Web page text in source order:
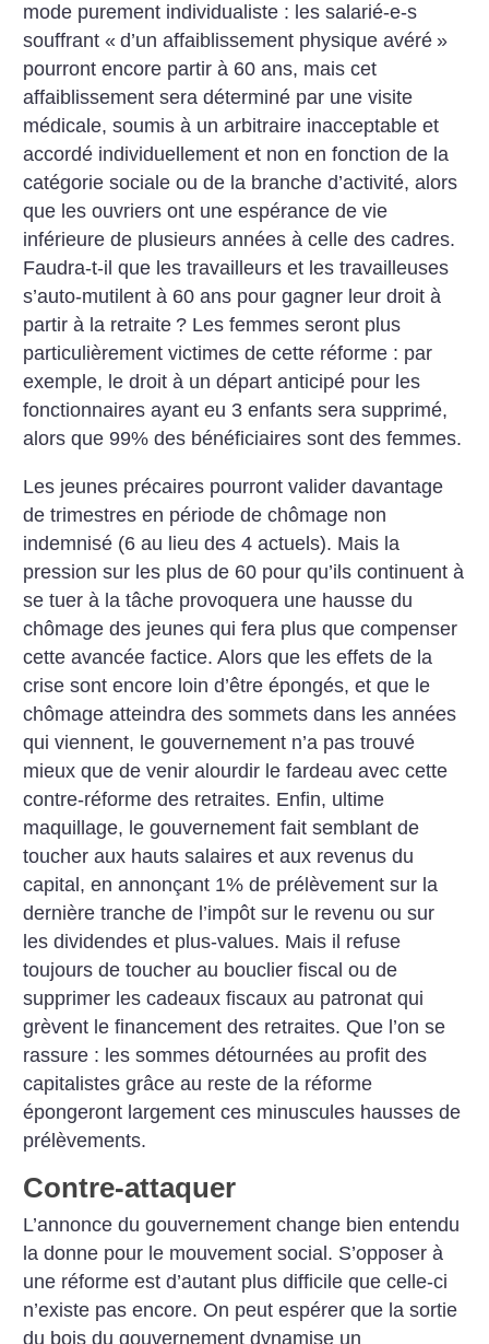
mode purement individualiste : les salarié-e-s
souffrant « d’un affaiblissement physique avéré »
pourront encore partir à 60 ans, mais cet
affaiblissement sera déterminé par une visite
médicale, soumis à un arbitraire inacceptable et
accordé individuellement et non en fonction de la
catégorie sociale ou de la branche d’activité, alors
que les ouvriers ont une espérance de vie
inférieure de plusieurs années à celle des cadres.
Faudra-t-il que les travailleurs et les travailleuses
s’auto-mutilent à 60 ans pour gagner leur droit à
partir à la retraite ? Les femmes seront plus
particulièrement victimes de cette réforme : par
exemple, le droit à un départ anticipé pour les
fonctionnaires ayant eu 3 enfants sera supprimé,
alors que 99% des bénéficiaires sont des femmes.
Les jeunes précaires pourront valider davantage
de trimestres en période de chômage non
indemnisé (6 au lieu des 4 actuels). Mais la
pression sur les plus de 60 pour qu’ils continuent à
se tuer à la tâche provoquera une hausse du
chômage des jeunes qui fera plus que compenser
cette avancée factice. Alors que les effets de la
crise sont encore loin d’être épongés, et que le
chômage atteindra des sommets dans les années
qui viennent, le gouvernement n’a pas trouvé
mieux que de venir alourdir le fardeau avec cette
contre-réforme des retraites. Enfin, ultime
maquillage, le gouvernement fait semblant de
toucher aux hauts salaires et aux revenus du
capital, en annonçant 1% de prélèvement sur la
dernière tranche de l’impôt sur le revenu ou sur
les dividendes et plus-values. Mais il refuse
toujours de toucher au bouclier fiscal ou de
supprimer les cadeaux fiscaux au patronat qui
grèvent le financement des retraites. Que l’on se
rassure : les sommes détournées au profit des
capitalistes grâce au reste de la réforme
épongeront largement ces minuscules hausses de
prélèvements.
Contre-attaquer
L’annonce du gouvernement change bien entendu
la donne pour le mouvement social. S’opposer à
une réforme est d’autant plus difficile que celle-ci
n’existe pas encore. On peut espérer que la sortie
du bois du gouvernement dynamise un